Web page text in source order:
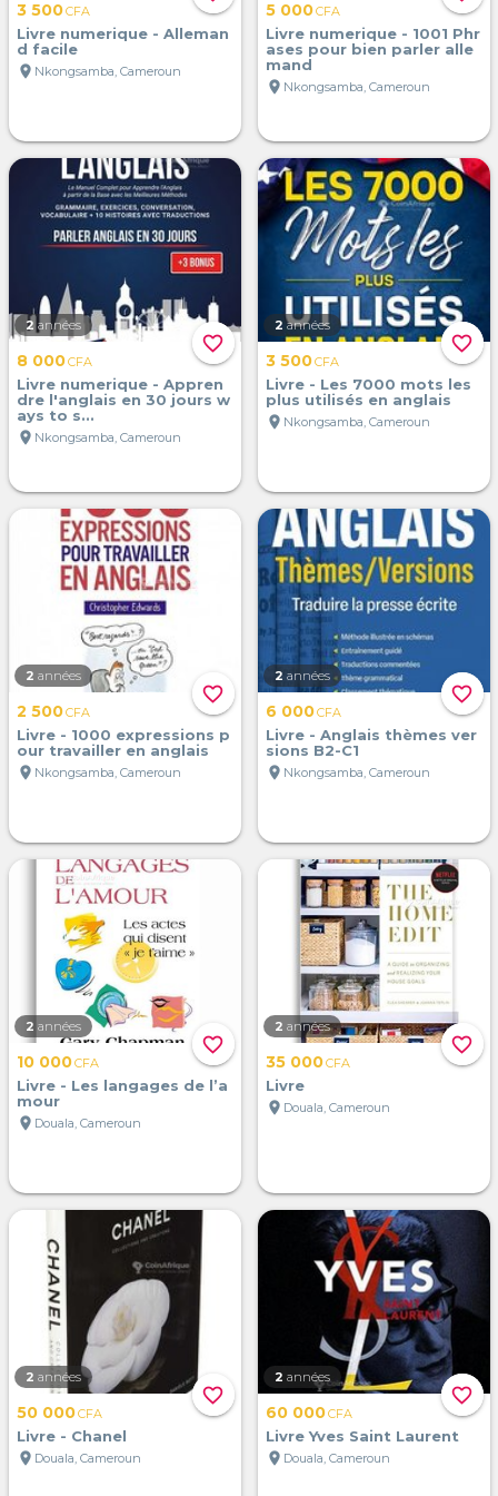
3 500CFA
Livre numerique - Alleman
d facile
location_on Nkongsamba, Cameroun
5 000CFA
Livre numerique - 1001 Phr
ases pour bien parler alle
mand
location_on Nkongsamba, Cameroun
favorite_border
2 années
8 000CFA
Livre numerique - Appren
dre l'anglais en 30 jours w
ays to s...
location_on Nkongsamba, Cameroun
favorite_border
2 années
3 500CFA
Livre - Les 7000 mots les
plus utilisés en anglais
location_on Nkongsamba, Cameroun
favorite_border
2 années
2 500CFA
Livre - 1000 expressions p
our travailler en anglais
location_on Nkongsamba, Cameroun
favorite_border
2 années
6 000CFA
Livre - Anglais thèmes ver
sions B2-C1
location_on Nkongsamba, Cameroun
favorite_border
2 années
10 000CFA
Livre - Les langages de l’a
mour
location_on Douala, Cameroun
favorite_border
2 années
35 000CFA
Livre
location_on Douala, Cameroun
favorite_border
2 années
50 000CFA
Livre - Chanel
location_on Douala, Cameroun
favorite_border
2 années
60 000CFA
Livre Yves Saint Laurent
location_on Douala, Cameroun